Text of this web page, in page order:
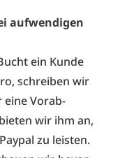
aufwendigen
ein Kunde
schreiben wir
Vorab-
wir ihm an,
zu leisten.